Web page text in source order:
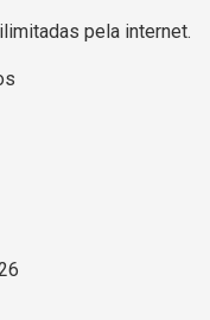
pela internet.
09/